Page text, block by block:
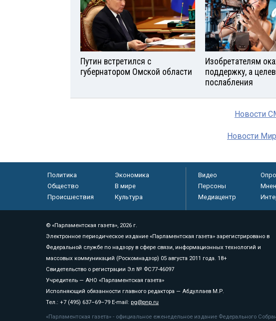
Путин встретился с
губернатором Омской области
Изобретателям
поддержку, а
послабления
Новости
Новости
Политика
Экономика
Общество
В мире
Происшествия
Культура
Видео
Персоны
Медиацентр
© «Парламентская газета», 2026 г.
Электронное периодическое издание «Парламентская газета» зарегистрировано в
Федеральной службе по надзору в сфере связи, информационных технологий и
массовых коммуникаций (Роскомнадзор) 05 августа 2011 года. 18+
Свидетельство о регистрации Эл № ФС77-46097
Учредитель — АНО «Парламентская газета»
Исполняющий обязанности главного редактора — Абдуллаев М.Р.
Тел.: +7 (495) 637–69–79 E-mail: pg@pnp.ru
«Парламентская газета» - официальное еженедельное издание Федерального